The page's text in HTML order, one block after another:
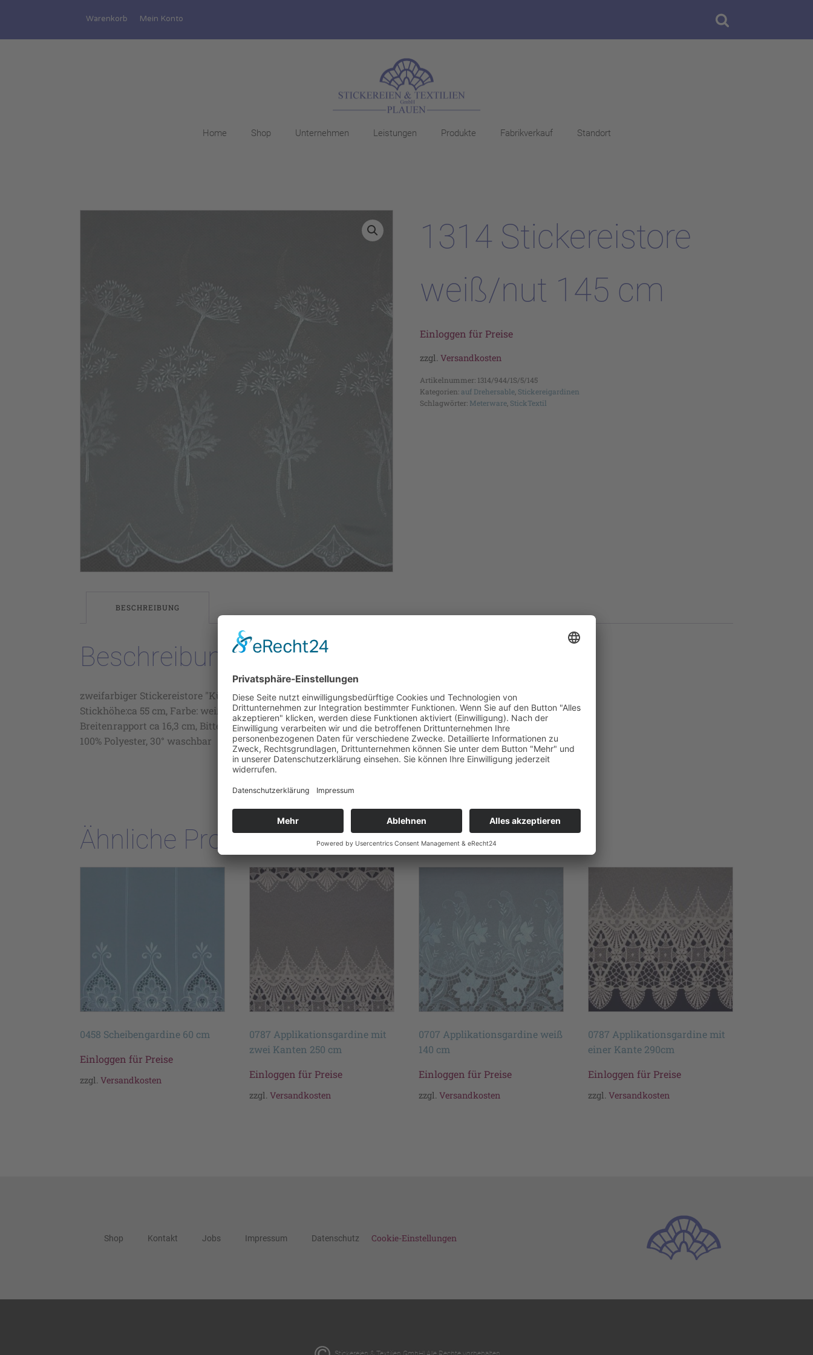
Warenkorb Mein Konto
Home Shop Unternehmen Leistungen Produkte Fabrikverkauf Standort
1314 Stickereistore
weiß/nut 145 cm
Einloggen für Preise
zzgl. Versandkosten
Artikelnummer: 1314/944/1S/5/145
Kategorien: auf Drehersable, Stickereigardinen
Schlagwörter: Meterware, StickTextil
BESCHREIBUNG
Beschreibung
zweifarbiger Stickereistore "Kümmel" auf transparenten Drehersable`,
Stickhöhe:ca 55 cm, Farbe: weiß/nut (5),
Breitenrapport ca 16,3 cm, Bitte im Rapport bestellen!
100% Polyester, 30° waschbar
Ähnliche Produkte
0458 Scheibengardine 60 cm
Einloggen für Preise
zzgl. Versandkosten
0787 Applikationsgardine mit
zwei Kanten 250 cm
Einloggen für Preise
zzgl. Versandkosten
0707 Applikationsgardine weiß
140 cm
Einloggen für Preise
zzgl. Versandkosten
0787 Applikationsgardine mit
einer Kante 290cm
Einloggen für Preise
zzgl. Versandkosten
Shop Kontakt Jobs Impressum Datenschutz Cookie-Einstellungen